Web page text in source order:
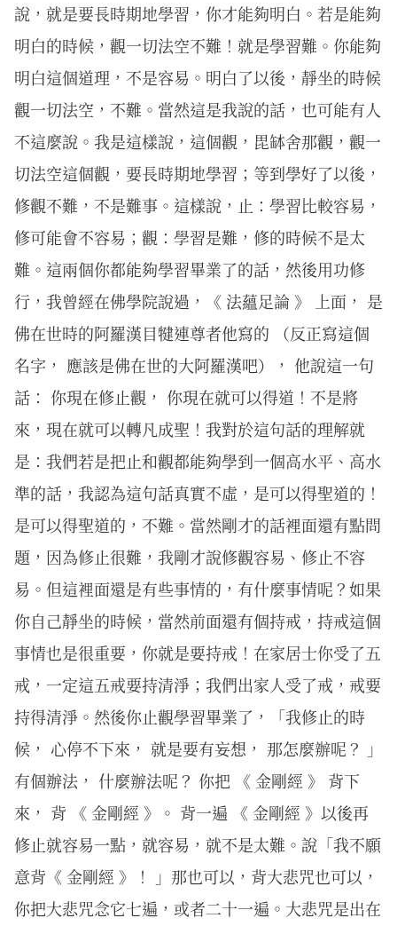
說，就是要長時期地學習，你才能夠明白。若是能夠
明白的時候，觀一切法空不難！就是學習難。你能夠
明白這個道理，不是容易。明白了以後，靜坐的時候
觀一切法空，不難。當然這是我說的話，也可能有人
不這麼說。我是這樣說，這個觀，毘缽舍那觀，觀一
切法空這個觀，要長時期地學習；等到學好了以後，
修觀不難，不是難事。這樣說，止：學習比較容易，
修可能會不容易；觀：學習是難，修的時候不是太
難。這兩個你都能夠學習畢業了的話，然後用功修
行，我曾經在佛學院說過，《 法蘊足論 》 上面， 是
佛在世時的阿羅漢目犍連尊者他寫的 （反正寫這個
名字， 應該是佛在世的大阿羅漢吧）， 他說這一句
話： 你現在修止觀， 你現在就可以得道！不是將
來，現在就可以轉凡成聖！我對於這句話的理解就
是：我們若是把止和觀都能夠學到一個高水平、高水
準的話，我認為這句話真實不虛，是可以得聖道的！
是可以得聖道的，不難。當然剛才的話裡面還有點問
題，因為修止很難，我剛才說修觀容易、修止不容
易。但這裡面還是有些事情的，有什麼事情呢？如果
你自己靜坐的時候，當然前面還有個持戒，持戒這個
事情也是很重要，你就是要持戒！在家居士你受了五
戒，一定這五戒要持清淨；我們出家人受了戒，戒要
持得清淨。然後你止觀學習畢業了，「我修止的時
候， 心停不下來， 就是要有妄想， 那怎麼辦呢？ 」
有個辦法， 什麼辦法呢？ 你把 《 金剛經 》 背下
來， 背 《 金剛經 》。 背一遍 《 金剛經 》以後再
修止就容易一點，就容易，就不是太難。說「我不願
意背《 金剛經 》！ 」那也可以，背大悲咒也可以，
你把大悲咒念它七遍，或者二十一遍。大悲咒是出在